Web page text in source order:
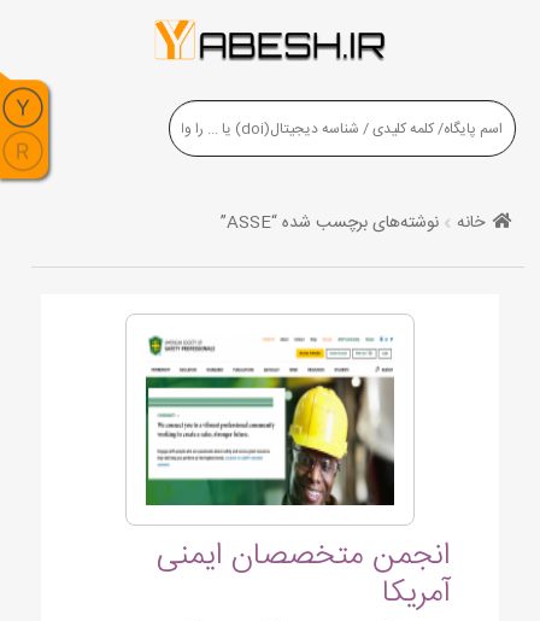
خانه نوشته‌های برچسب شده “ASSE”
انجمن متخصصان ایمنی
آمریکا